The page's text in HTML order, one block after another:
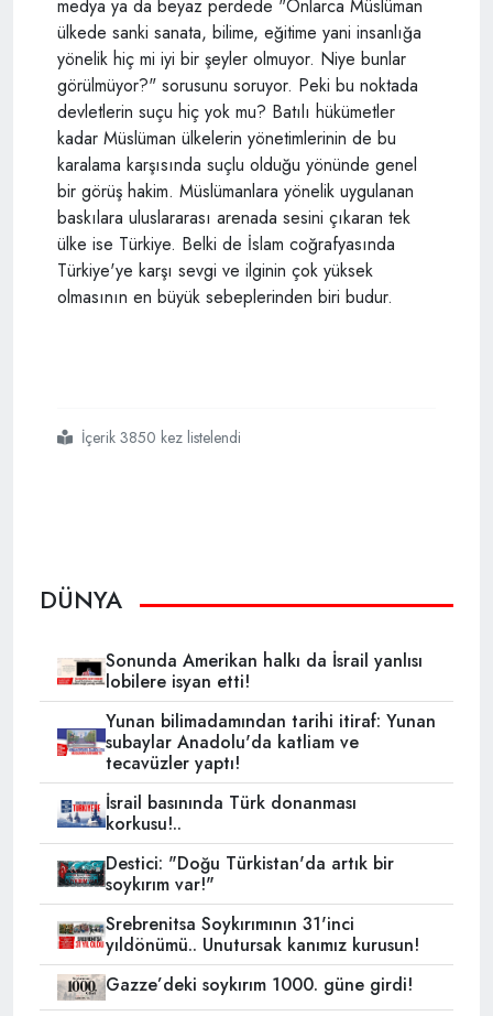
medya ya da beyaz perdede "Onlarca Müslüman
ülkede sanki sanata, bilime, eğitime yani insanlığa
yönelik hiç mi iyi bir şeyler olmuyor. Niye bunlar
görülmüyor?" sorusunu soruyor. Peki bu noktada
devletlerin suçu hiç yok mu? Batılı hükümetler
kadar Müslüman ülkelerin yönetimlerinin de bu
karalama karşısında suçlu olduğu yönünde genel
bir görüş hakim. Müslümanlara yönelik uygulanan
baskılara uluslararası arenada sesini çıkaran tek
ülke ise Türkiye. Belki de İslam coğrafyasında
Türkiye'ye karşı sevgi ve ilginin çok yüksek
olmasının en büyük sebeplerinden biri budur.
#islamofobi
#twitter
#facebook
#kanserden tehlikeli
İçerik 3850 kez listelendi
DÜNYA
Sonunda Amerikan halkı da İsrail yanlısı
lobilere isyan etti!
Yunan bilimadamından tarihi itiraf: Yunan
subaylar Anadolu'da katliam ve
tecavüzler yaptı!
İsrail basınında Türk donanması
korkusu!..
Destici: "Doğu Türkistan'da artık bir
soykırım var!"
Srebrenitsa Soykırımının 31'inci
yıldönümü.. Unutursak kanımız kurusun!
Gazze’deki soykırım 1000. güne girdi!